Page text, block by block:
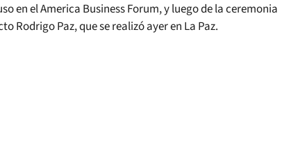
en el America Business Forum, y luego de la ceremonia
Rodrigo Paz, que se realizó ayer en La Paz.